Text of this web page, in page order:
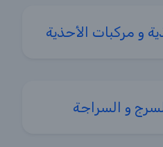
و مركبات الأحذية
و السراجة